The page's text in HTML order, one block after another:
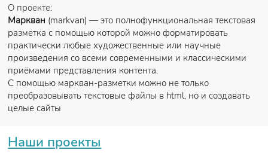
skrinmarkvan
О проекте:
Маркван (markvan) — это полнофункциональная текстовая
разметка с помощью которой можно форматировать
практически любые художественные или научные
произведения со всеми современными и классическими
приёмами представления контента.
С помощью маркван-разметки можно не только
преобразовывать текстовые файлы в html, но и создавать
целые сайты
Наши проекты